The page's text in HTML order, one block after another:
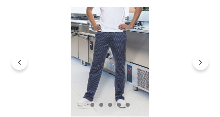
Bildergalerie überspringen